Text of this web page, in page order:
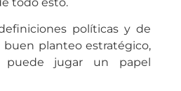
políticas y de
planteo estratégico,
puede jugar un papel